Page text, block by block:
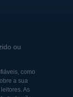
ou
como
a sua
As